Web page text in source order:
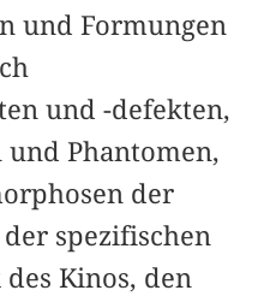
und Formungen
und -defekten,
Phantomen,
der
spezifischen
Kinos, den